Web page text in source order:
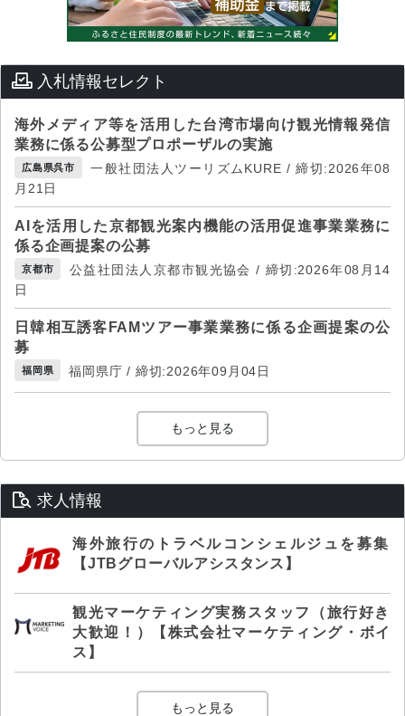
入札情報セレクト
海外メディア等を活用した台湾市場向け観光情報発信
業務に係る公募型プロポーザルの実施
広島県呉市
一般社団法人ツーリズムKURE / 締切:2026年08
月21日
AIを活用した京都観光案内機能の活用促進事業業務に
係る企画提案の公募
京都市
公益社団法人京都市観光協会 / 締切:2026年08月14
日
日韓相互誘客FAMツアー事業業務に係る企画提案の公
募
福岡県 福岡県庁 / 締切:2026年09月04日
もっと見る
求人情報
海外旅行のトラベルコンシェルジュを募集
【JTBグローバルアシスタンス】
観光マーケティング実務スタッフ（旅行好き
大歓迎！）【株式会社マーケティング・ボイ
ス】
もっと見る